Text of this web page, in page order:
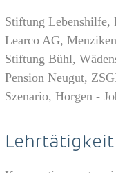
Stiftung Lebenshilfe,
Learco AG,
Stiftung Bühl,
Pension Neugut,
Szenario, Horgen -